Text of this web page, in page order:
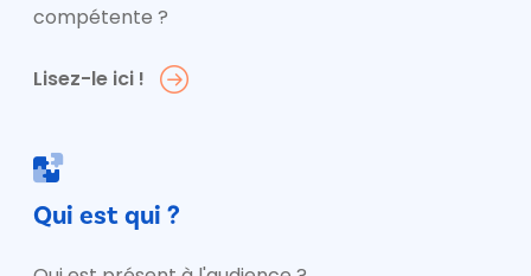
compétente ?
Lisez-le ici !
Qui est qui ?